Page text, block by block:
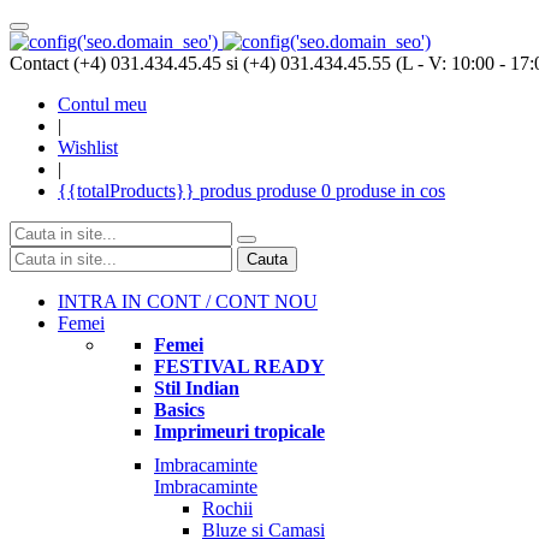
Contact (+4) 031.434.45.45 si (+4) 031.434.45.55 (L - V: 10:00 -
Contul meu
|
Wishlist
|
{{totalProducts}} produs produse 0 produse in cos
Cauta
INTRA IN CONT / CONT NOU
Femei
Femei
FESTIVAL READY
Stil Indian
Basics
Imprimeuri tropicale
Imbracaminte
Imbracaminte
Rochii
Bluze si Camasi